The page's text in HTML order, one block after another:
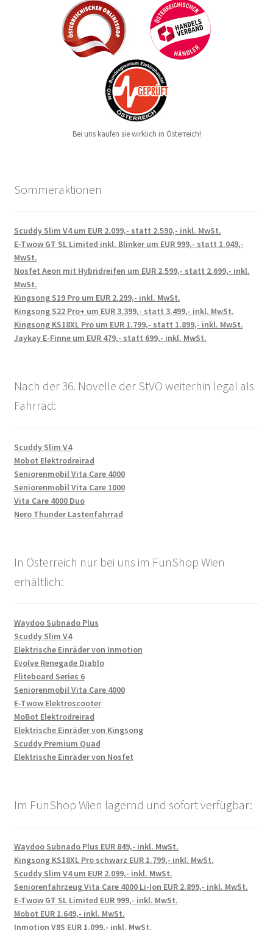
Bei uns kaufen sie wirklich in Österreich!
Sommeraktionen
Scuddy Slim V4 um EUR 2.099,- statt 2.590,- inkl. MwSt.
E-Twow GT SL Limited inkl. Blinker um EUR 999,- statt 1.049,-
MwSt.
Nosfet Aeon mit Hybridreifen um EUR 2.599,- statt 2.699,- inkl.
MwSt.
Kingsong S19 Pro um EUR 2.299,- inkl. MwSt.
Kingsong S22 Pro+ um EUR 3.399,- statt 3.499,- inkl. MwSt.
Kingsong KS18XL Pro um EUR 1.799,- statt 1.899,- inkl. MwSt.
Jaykay E-Finne um EUR 479,- statt 699,- inkl. MwSt.
Nach der 36. Novelle der StVO weiterhin legal als
Fahrrad:
Scuddy Slim V4
Mobot Elektrodreirad
Seniorenmobil Vita Care 4000
Seniorenmobil Vita Care 1000
Vita Care 4000 Duo
Nero Thunder Lastenfahrrad
In Österreich nur bei uns im FunShop Wien
erhältlich:
Waydoo Subnado Plus
Scuddy Slim V4
Elektrische Einräder von Inmotion
Evolve Renegade Diablo
Fliteboard Series 6
Seniorenmobil Vita Care 4000
E-Twow Elektroscooter
MoBot Elektrodreirad
Elektrische Einräder von Kingsong
Scuddy Premium Quad
Elektrische Einräder von Nosfet
Im FunShop Wien lagernd und sofort verfügbar:
Waydoo Subnado Plus EUR 849,- inkl. MwSt.
Kingsong KS18XL Pro schwarz EUR 1.799,- inkl. MwSt.
Scuddy Slim V4 um EUR 2.099,- inkl. MwSt.
Seniorenfahrzeug Vita Care 4000 Li-Ion EUR 2.899,- inkl. MwSt.
E-Twow GT SL Limited EUR 999,- inkl. MwSt.
Mobot EUR 1.649,- inkl. MwSt.
Inmotion V8S EUR 1.099,- inkl. MwSt.